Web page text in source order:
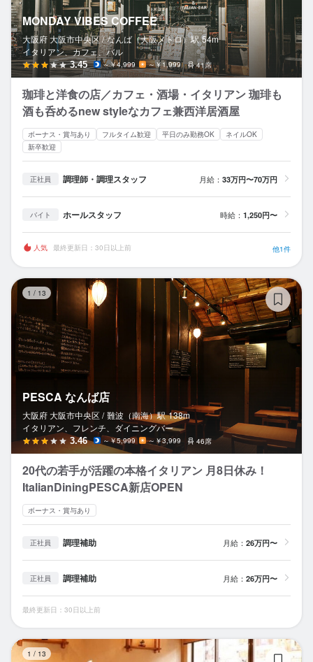
MONDAY VIBES COFFEE
大阪府 大阪市中央区 / なんば（大阪メトロ）駅 54m
イタリアン、カフェ、バル
3.45 ～￥4,999 ～￥1,999 41席
珈琲と洋食の店／カフェ・酒場・イタリアン 珈琲も
酒も呑めるnew styleなカフェ兼西洋居酒屋
ボーナス・賞与あり フルタイム歓迎 平日のみ勤務OK
ネイルOK
新卒歓迎
正社員 調理師・調理スタッフ 月給： 33万円〜70万円
バイト ホールスタッフ 時給： 1,250円〜
人気 最終更新日：30日以上前 他1件
1 / 13
PESCA なんば店
大阪府 大阪市中央区 / 難波（南海）駅 138m
イタリアン、フレンチ、ダイニングバー
3.46 ～￥5,999 ～￥3,999 46席
20代の若手が活躍の本格イタリアン 月8日休み！
ItalianDiningPESCA新店OPEN
ボーナス・賞与あり
正社員 調理補助 月給： 26万円〜
正社員 調理補助 月給： 26万円〜
最終更新日：30日以上前
1 / 13